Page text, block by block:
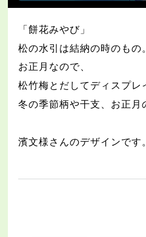
「餅花みやび」
松の水引は結納の時のもの
お正月なので、
松竹梅とだしてディスプレ
冬の季節柄や干支、お正月
濱文様さんのデザインです